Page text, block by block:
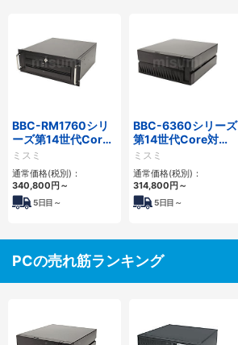
BBC-RM1760シリ
ーズ第14世代Core
対応ラックマウント
3PCIe
ミスミ
通常価格(税別)：
340,800円～
5日目～
BBC-6360シリーズ
第14世代Core対応
小型フロアマウント
2PCIe
ミスミ
通常価格(税別)：
314,800円～
5日目～
PCの売れ筋ランキング